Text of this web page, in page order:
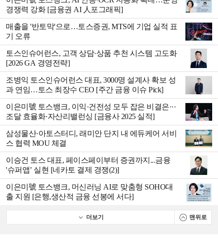
경쟁력 강화 [금융권 AI 人포그래픽]
매출을 '반토막'으로…토스증권, MTS에 기업 실적 표
기 오류
토스인슈어런스, 고객 상담·상품 추천 시스템 고도화
[2026 GA 경영전략]
조병익 토스인슈어런스 대표, 3000명 설계사 확보 성
과 연임…토스 최장수 CEO [주간 금융 이슈 Pick]
이은미號 토스뱅크, 이익·건전성 모두 잡은 비결은···
조달 효율화·자산리밸런싱 [금융사 2025 실적]
삼성물산·아토스터디, 래미안 단지 내 에듀케어 서비
스 협력 MOU 체결
이승건 토스 대표, 페이스페이부터 증권까지...금융
'슈퍼앱’ 실현 [네카토 결제 경쟁(2)]
이은미號 토스뱅크, 머신러닝 AI로 맞춤형 SOHO대
출 지원 [은행,생산적 금융 선봉에 서다]
더보기 맨위로